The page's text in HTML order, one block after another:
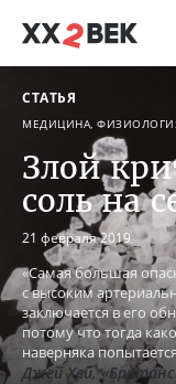
СТАТЬЯ
МЕДИЦИНА,
Злой
соль на
21 февраля 2019
«Самая большая
с высоким
заключается в его
потому что тогда
наверняка
Джей Хей,